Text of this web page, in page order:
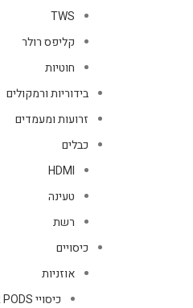
TWS
קליפס רולר
חוטיות
בידוריות ורמקולים
זרועות ומעמדים
כבלים
HDMI
טעינה
רשת
כיסויים
אוזניות
כיסויי AIR PODS